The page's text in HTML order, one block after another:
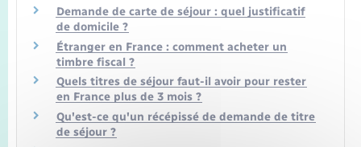
Demande de carte de séjour : quel justificatif
de domicile ?
Étranger en France : comment acheter un
timbre fiscal ?
Quels titres de séjour faut-il avoir pour rester
en France plus de 3 mois ?
Qu'est-ce qu'un récépissé de demande de titre
de séjour ?